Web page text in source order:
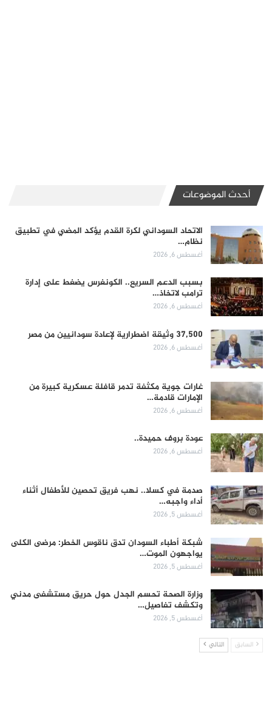
أحدث الموضوعات
الاتحاد السوداني لكرة القدم يؤكد المضي في تطبيق
نظام…
أغسطس 6, 2026
بسبب الدعم السريع.. الكونغرس يضغط على إدارة
ترامب لاتخاذ…
أغسطس 6, 2026
37,500 وثيقة اضطرارية لإعادة سودانيين من مصر
أغسطس 6, 2026
غارات جوية مكثفة تدمر قافلة عسكرية كبيرة من
الإمارات قادمة…
أغسطس 6, 2026
عودة بروف حميدة..
أغسطس 6, 2026
صدمة في كسلا.. نهب فريق تحصين للأطفال أثناء
أداء واجبه…
أغسطس 5, 2026
شبكة أطباء السودان تدق ناقوس الخطر: مرضى الكلى
يواجهون الموت…
أغسطس 5, 2026
وزارة الصحة تحسم الجدل حول حريق مستشفى مدني
وتكشف تفاصيل…
أغسطس 5, 2026
السابق التالي